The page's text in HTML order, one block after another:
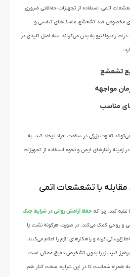
اتمی، استفاده از تجهیزات حفاظتی ضروری
مخصوص ضد تشعشع، ماسک‌های تنفسی و
رادیواکتیو به بدن می‌گردند. سه اصل کلیدی در
تشعشع
مواجهه
مناسب
تفاوت بزرگی در سلامت افراد ایجاد کند. به
زمینه رفتارهای ایمن و نحوه استفاده از تجهیزات
مقابله با تشعشعات اتمی
کند، چرا که حفظ آرامش روانی در شرایط جنگ
و روحی کمک می‌کند. در صورت هرگونه نشت یا
کرده و راهکارهای لازم را اعلام می‌کنند.
کنید، زیرا بدون تشخیص دقیق ممکن است
همراه شماست تا در این شرایط سخت کنار هم